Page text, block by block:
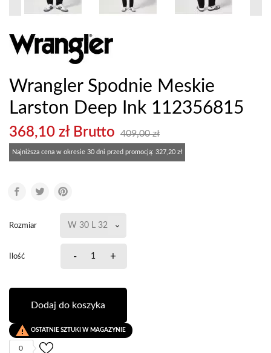
Wrangler Spodnie Meskie
Larston Deep Ink 112356815
368,10 zł Brutto 409,00 zł
Najniższa cena w okresie 30 dni przed promocją: 327,20 zł
Rozmiar
Ilość - +
Dodaj do koszyka
 OSTATNIE SZTUKI W MAGAZYNIE
0